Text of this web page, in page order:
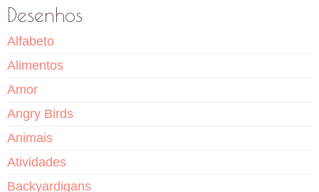
Desenhos
Alfabeto
Alimentos
Amor
Angry Birds
Animais
Atividades
Backyardigans